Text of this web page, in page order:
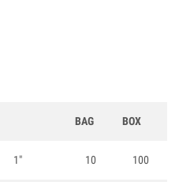
BAG BOX
1" 10 100